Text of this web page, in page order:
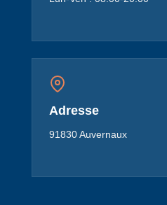
Adresse
91830 Auvernaux